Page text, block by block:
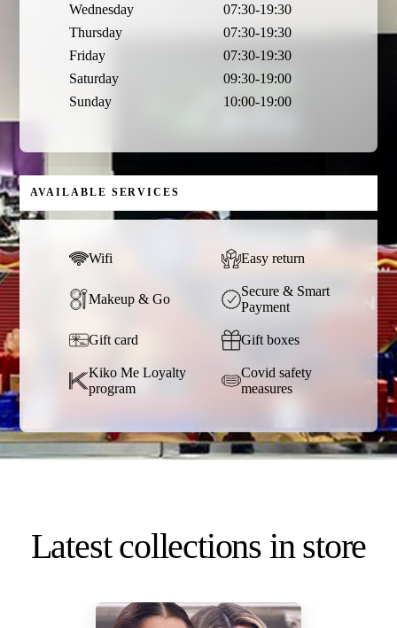
Wednesday
07:30-19:30
Thursday
07:30-19:30
Friday
07:30-19:30
Saturday
09:30-19:00
Sunday
10:00-19:00
AVAILABLE SERVICES
Wifi Easy return
Makeup & Go
Secure & Smart
Payment
Gift card Gift boxes
Kiko Me Loyalty
program
Covid safety
measures
Latest collections in store